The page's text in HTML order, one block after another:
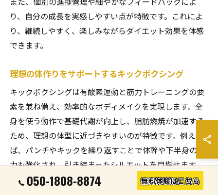
り、自分の成長を実感しやすい点が特徴です。これによ
り、継続しやすく、楽しみながらダイエット効果を体感
できます。
理想の体作りをサポートするキックボクシング
キックボクシングは有酸素運動と筋力トレーニングの要
素を兼ね備え、効率的なボディメイクを実現します。全
身を使う動作で基礎代謝が向上し、脂肪燃焼が加速する
ため、理想の体型に近づきやすいのが特徴です。例え
ば、パンチやキックを繰り返すことで体幹や下半身の筋
力も強化され、引き締まったシルエットを目指せます。
運動の楽しさを感じながら健康的な体作りをサポートし
050-1808-8874 無料体験はこちら